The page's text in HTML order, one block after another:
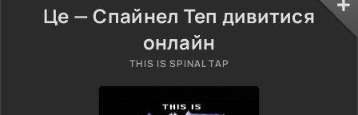
Це — Спайнел Теп дивитися
онлайн
THIS IS SPINAL TAP